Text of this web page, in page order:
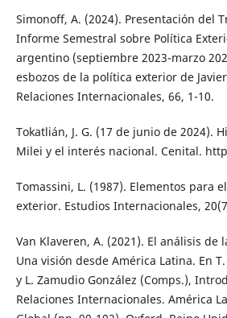
Simonoff, A. (2024). Presentación del
Informe Semestral sobre Política
argentino (septiembre 2023-marzo
esbozos de la política exterior de
Relaciones Internacionales, 66, 1-10.
Tokatlián, J. G. (17 de junio de 2024).
Milei y el interés nacional. Cenital.
Tomassini, L. (1987). Elementos para
exterior. Estudios Internacionales,
Van Klaveren, A. (2021). El análisis de
Una visión desde América Latina. En
y L. Zamudio González (Comps.),
Relaciones Internacionales. América